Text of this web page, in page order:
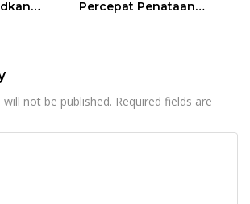
Percepat Penataan
not be published. Required fields are